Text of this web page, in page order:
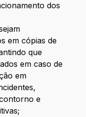
dos
em cópias de
que
em caso de
em
e